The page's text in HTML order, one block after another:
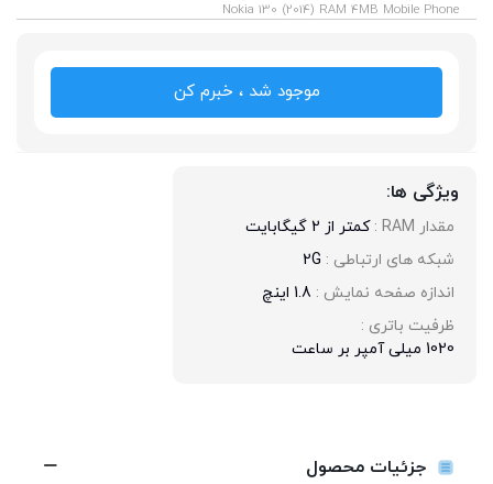
Nokia 130 (2014) RAM 4MB Mobile Phone
موجود شد ، خبرم کن
ویژگی ها:
مقدار RAM :
کمتر از 2 گیگابایت
شبکه های ارتباطی : 2G
اندازه صفحه نمایش : 1.8 اینچ
ظرفیت باتری :
1020 میلی آمپر بر ساعت
جزئیات محصول